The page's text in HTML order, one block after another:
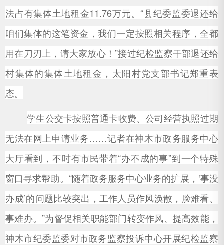
法占有集体土地租金11.76万元。“县纪委监委退还给
咱们集体的这笔资金，我们一定按照相关程序，全都
用在刀刃上，请大家放心！”接过纪检监察干部退还给
村集体的集体土地租金，太阳村党支部书记郑重表
态。
学生公交卡按照普通卡收费、公司经营执照过期
无法在网上申请业务……记者在神木市政务服务中心
大厅看到，不时有市民带着“办不成的事”到一个特殊
窗口寻求帮助。“随着政务服务中心业务的扩展，‘事没
办成’的问题比较突出，工作人员作风涣散，脸难看、
事难办。”为督促相关职能部门转变作风、提高效能，
神木市纪委监委对市政务监察投诉中心开展纪检监察